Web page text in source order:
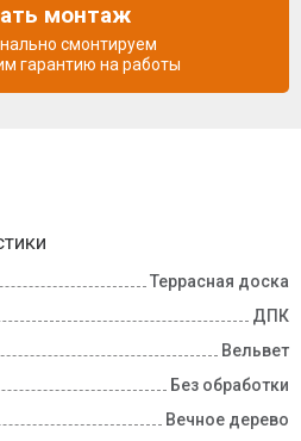
Террасная доска
ДПК
Вельвет
Без обработки
Вечное дерево
монтаж
смонтируем
гарантию на работы